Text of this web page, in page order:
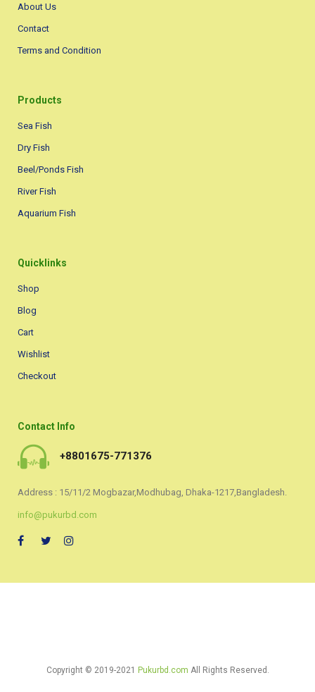
About Us
Contact
Terms and Condition
Products
Sea Fish
Dry Fish
Beel/Ponds Fish
River Fish
Aquarium Fish
Quicklinks
Shop
Blog
Cart
Wishlist
Checkout
Contact Info
+8801675-771376
Address : 15/11/2 Mogbazar,Modhubag, Dhaka-1217,Bangladesh.
info@pukurbd.com
Copyright © 2019-2021 Pukurbd.com All Rights Reserved.